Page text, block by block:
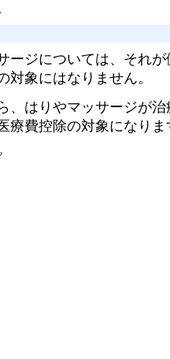
ージについては、それ
対象にはなりません。
、はりやマッサージが
療費控除の対象になりま